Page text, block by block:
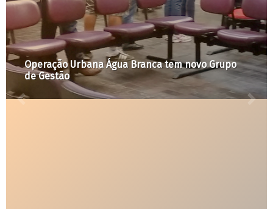
A Cidade é Nossa com Raquel Rolnik #18:
marco regulatório do saneamento
falsa solução